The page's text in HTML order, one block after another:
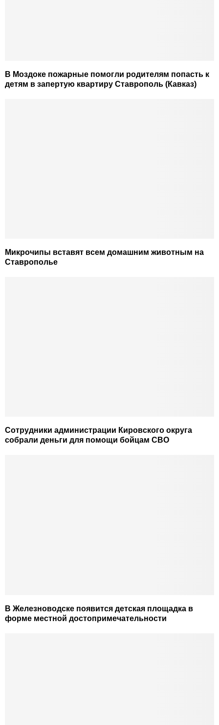
В Моздоке пожарные помогли родителям попасть к
детям в запертую квартиру Ставрополь (Кавказ)
Микрочипы вставят всем домашним животным на
Ставрополье
Сотрудники администрации Кировского округа
собрали деньги для помощи бойцам СВО
В Железноводске появится детская площадка в
форме местной достопримечательности